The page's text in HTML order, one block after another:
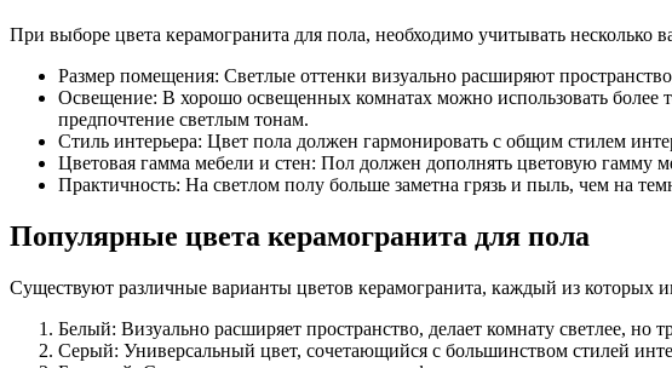
При выборе цвета керамогранита для пола, необходимо учитывать несколько
Размер помещения: Светлые оттенки визуально расширяют
Освещение: В хорошо освещенных комнатах можно использовать
предпочтение светлым тонам.
Стиль интерьера: Цвет пола должен гармонировать с общим стилем
Цветовая гамма мебели и стен: Пол должен дополнять цветовую гамму
Практичность: На светлом полу больше заметна грязь и пыль, чем на
Популярные цвета керамогранита для пола
Существуют различные варианты цветов керамогранита, каждый из которых
Белый: Визуально расширяет пространство, делает комнату светлее, но
Серый: Универсальный цвет, сочетающийся с большинством стилей